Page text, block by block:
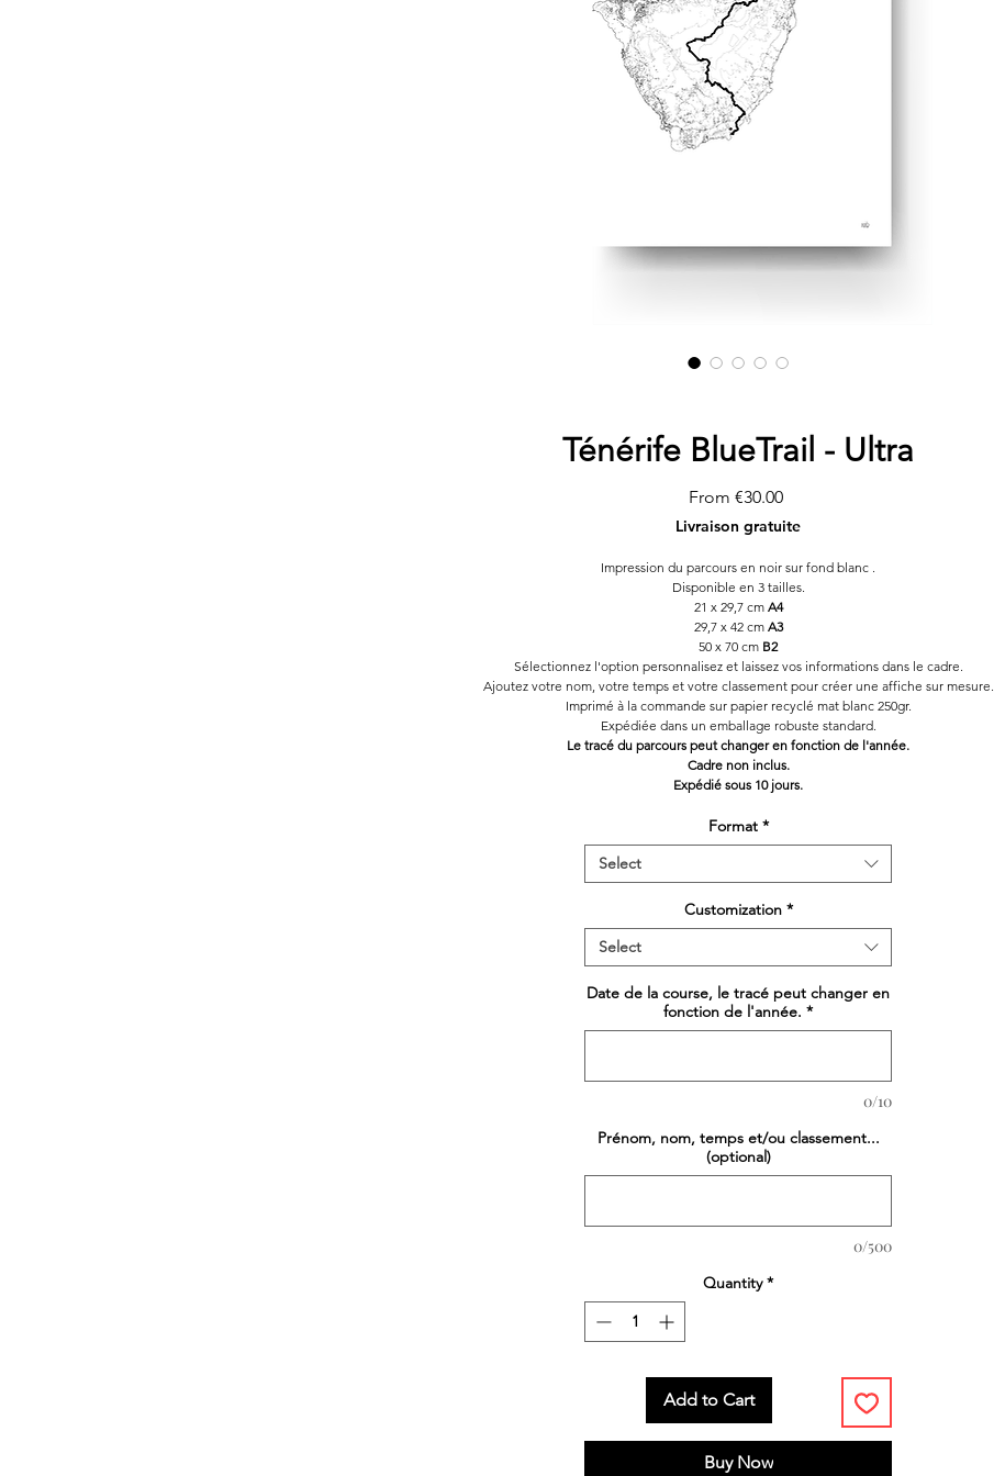
Ténérife BlueTrail - Ultra
From €30.00Sale
Price
Livraison gratuite
Impression du parcours en noir sur fond blanc .
Disponible en 3 tailles.
21 x 29,7 cm A4
29,7 x 42 cm A3
50 x 70 cm B2
Sélectionnez l'option personnalisez et laissez vos informations dans le cadre.
Ajoutez votre nom, votre temps et votre classement pour créer une affiche sur mesure.
Imprimé à la commande sur papier recyclé mat blanc 250gr.
Expédiée dans un emballage robuste standard.
Le tracé du parcours peut changer en fonction de l'année.
Cadre non inclus.
Expédié sous 10 jours.
Format *
Select
Customization *
Select
Date de la course, le tracé peut changer en
fonction de l'année. *
0/10
Prénom, nom, temps et/ou classement...
(optional)
0/500
Quantity *
Add to Cart
Buy Now